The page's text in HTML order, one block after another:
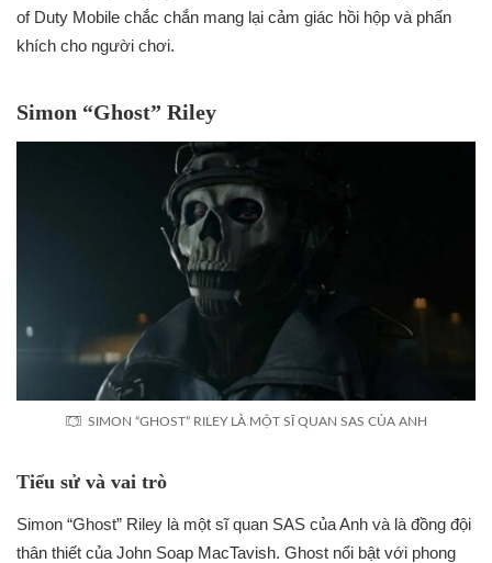
of Duty Mobile chắc chắn mang lại cảm giác hồi hộp và phấn
khích cho người chơi.
Simon “Ghost” Riley
SIMON “GHOST” RILEY LÀ MỘT SĨ QUAN SAS CỦA ANH
Tiểu sử và vai trò
Simon “Ghost” Riley là một sĩ quan SAS của Anh và là đồng đội
thân thiết của John Soap MacTavish. Ghost nổi bật với phong